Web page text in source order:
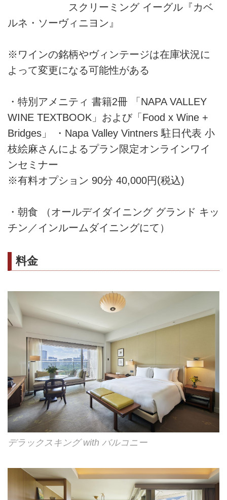
スクリーミング イーグル『カベ
ルネ・ソーヴィニヨン』
※ワインの銘柄やヴィンテージは在庫状況に
よって変更になる可能性がある
・特別アメニティ 書籍2冊 「NAPA VALLEY
WINE TEXTBOOK」および「Food x Wine +
Bridges」 ・Napa Valley Vintners 駐日代表 小
枝絵麻さんによるプラン限定オンラインワイ
ンセミナー
※有料オプション 90分 40,000円(税込)
・朝食 （オールデイダイニング グランド キッ
チン／インルームダイニングにて）
料金
デラックスキング with バルコニー